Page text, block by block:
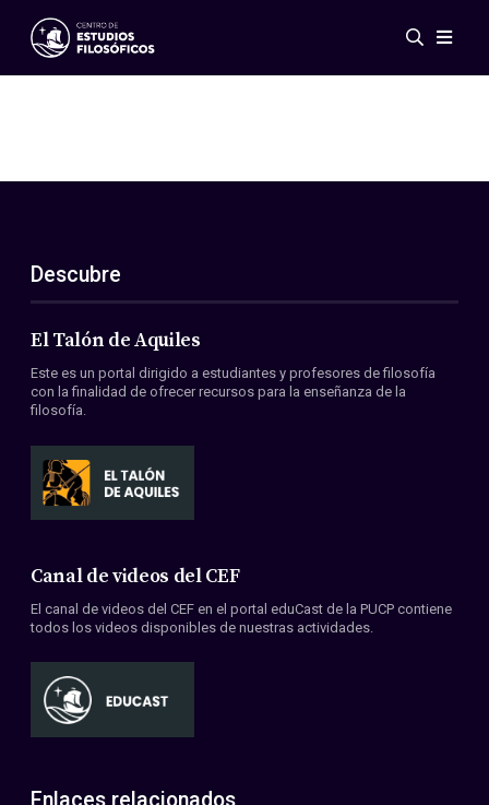
Eventos
ES
EN
Acerca de nosotros
Miembros
Convenios
Descubre
El Talón de Aquiles
Este es un portal dirigido a estudiantes y profesores de filosofía
con la finalidad de ofrecer recursos para la enseñanza de la
filosofía.
Canal de videos del CEF
El canal de videos del CEF en el portal eduCast de la PUCP contiene
todos los videos disponibles de nuestras actividades.
Enlaces relacionados